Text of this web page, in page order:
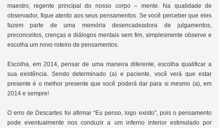
maestro, regente principal do nosso corpo – mente. Na qualidade de
observador, fique atento aos seus pensamentos. Se você perceber que eles
fazem parte de uma memória desencadeadora de julgamentos,
preconceitos, crenças e diálogos mentais sem fim, simplesmente observe e
escolha um novo roteiro de pensamentos.
Escolha, em 2014, pensar de uma maneira diferente, escolha qualificar a
sua existência. Sendo determinado (a) e paciente, você verá que estar
presente é o melhor presente que você poderá dar para si mesmo (a), em
2014 e sempre!
O erro de Descartes foi afirmar “Eu penso, logo existo”, pois o pensamento
pode eventualmente nos conduzir a um inferno interior estimulado por